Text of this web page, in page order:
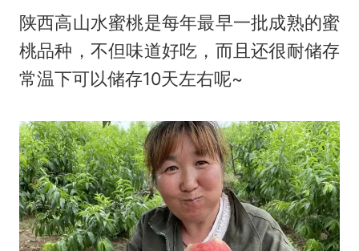
陕西高山水蜜桃是每年最早一批成熟的蜜
桃品种，不但味道好吃，而且还很耐储存
常温下可以储存10天左右呢~